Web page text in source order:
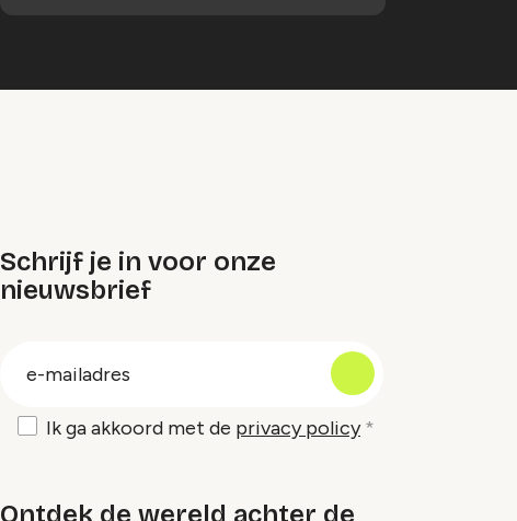
Schrijf je in voor onze
nieuwsbrief
Ik ga akkoord met de privacy policy
Ontdek de wereld achter de